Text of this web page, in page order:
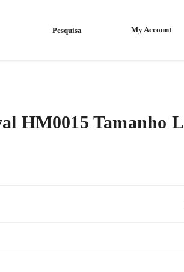
My Account
HM0015 Tamanho L